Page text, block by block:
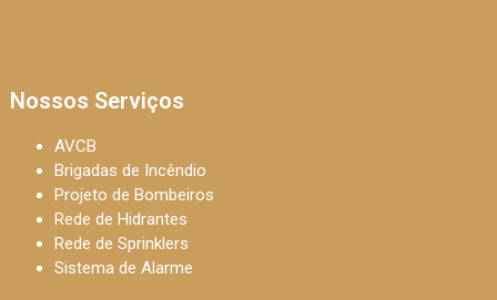
Nossos Serviços
AVCB
Brigadas de Incêndio
Projeto de Bombeiros
Rede de Hidrantes
Rede de Sprinklers
Sistema de Alarme